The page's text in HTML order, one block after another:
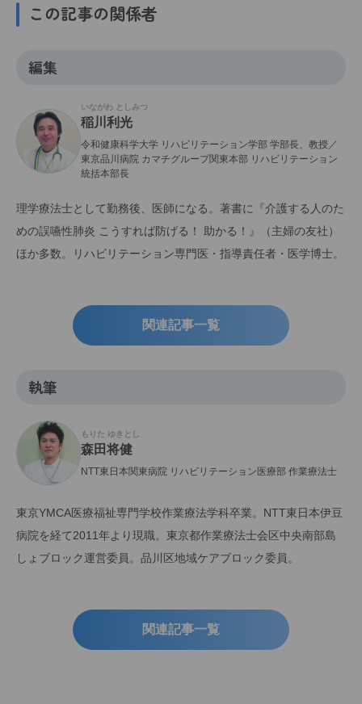
この記事の関係者
編集
いながわ としみつ
稲川利光
令和健康科学大学 リハビリテーション学部 学部長、教授／
東京品川病院 カマチグループ関東本部 リハビリテーション
統括本部長
理学療法士として勤務後、医師になる。著書に『介護する人のた
めの誤嚥性肺炎 こうすれば防げる！ 助かる！』（主婦の友社）
ほか多数。リハビリテーション専門医・指導責任者・医学博士。
関連記事一覧
執筆
もりた ゆきとし
森田将健
NTT東日本関東病院 リハビリテーション医療部 作業療法士
東京YMCA医療福祉専門学校作業療法学科卒業。NTT東日本伊豆
病院を経て2011年より現職。東京都作業療法士会区中央南部島
しょブロック運営委員。品川区地域ケアブロック委員。
関連記事一覧